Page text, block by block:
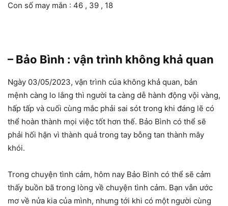
Con số may mắn : 46 , 39 , 18
– Bảo Bình : vận trình không khả quan
Ngày 03/05/2023, vận trình của không khả quan, bản
mệnh càng lo lắng thì người ta càng dễ hành động vội vàng,
hấp tấp và cuối cùng mắc phải sai sót trong khi đáng lẽ có
thể hoàn thành mọi việc tốt hơn thế. Bảo Bình có thể sẽ
phải hối hận vì thành quả trong tay bỗng tan thành mây
khói.
Trong chuyện tình cảm, hôm nay Bảo Bình có thể sẽ cảm
thấy buồn bã trong lòng về chuyện tình cảm. Bạn vẫn ước
mơ về nửa kia của mình, nhưng tới khi có một người cùng